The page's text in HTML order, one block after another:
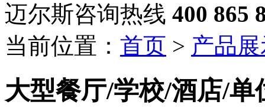
迈尔斯咨询热线 400 865
当前位置： 首页 > 产品
大型餐厅/学校/酒店/单